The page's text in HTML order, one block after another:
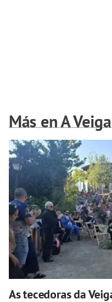
Más en A Veiga
As tecedoras da